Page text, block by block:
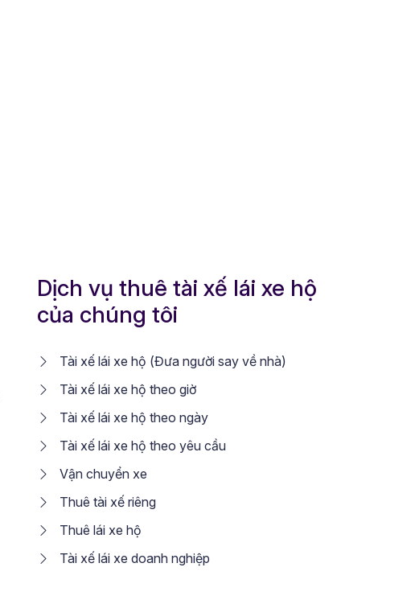
Dịch vụ thuê tài xế lái xe hộ
của chúng tôi
Tài xế lái xe hộ (Đưa người say về nhà)
Tài xế lái xe hộ theo giờ
Tài xế lái xe hộ theo ngày
Tài xế lái xe hộ theo yêu cầu
Vận chuyển xe
Thuê tài xế riêng
Thuê lái xe hộ
Tài xế lái xe doanh nghiệp